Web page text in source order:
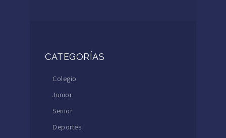
CATEGORÍAS
Colegio
Junior
Senior
Deportes